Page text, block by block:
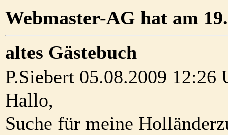
Webmaster-AG hat am
altes Gästebuch
P.Siebert 05.08.2009 12:26
Hallo,
Suche für meine